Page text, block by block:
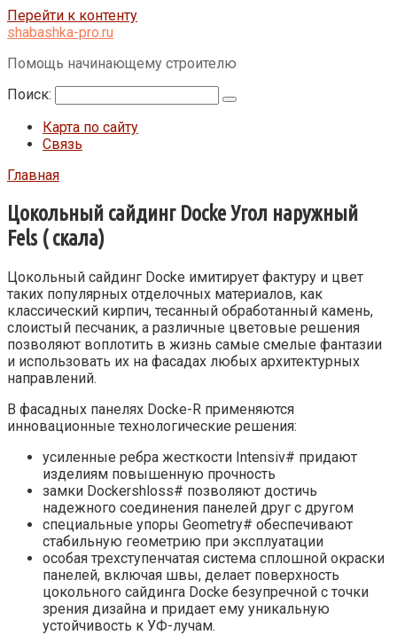
Перейти к контенту
shabashka-pro.ru
Помощь начинающему строителю
Поиск:
Карта по сайту
Связь
Главная
Цокольный сайдинг Docke Угол наружный
Fels ( скала)
Цокольный сайдинг Docke имитирует фактуру и цвет
таких популярных отделочных материалов, как
классический кирпич, тесанный обработанный камень,
слоистый песчаник, а различные цветовые решения
позволяют воплотить в жизнь самые смелые фантазии
и использовать их на фасадах любых архитектурных
направлений.
В фасадных панелях Docke-R применяются
инновационные технологические решения:
усиленные ребра жесткости Intensiv# придают
изделиям повышенную прочность
замки Dockershloss# позволяют достичь
надежного соединения панелей друг с другом
специальные упоры Geometry# обеспечивают
стабильную геометрию при эксплуатации
особая трехступенчатая система сплошной окраски
панелей, включая швы, делает поверхность
цокольного сайдинга Docke безупречной с точки
зрения дизайна и придает ему уникальную
устойчивость к УФ-лучам.